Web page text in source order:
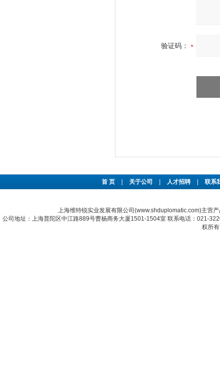
验证码：
首 页 关于公司 人才招聘 联系
上海维特锐实业发展有限公司(www.shduplomatic.com)主营
公司地址：上海普陀区中江路889号曹杨商务大厦1501-1504室 联系电话：021-
权所